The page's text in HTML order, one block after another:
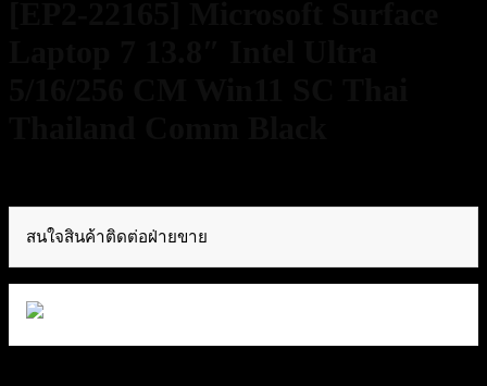
สนใจสินค้าติดต่อฝ่ายขาย